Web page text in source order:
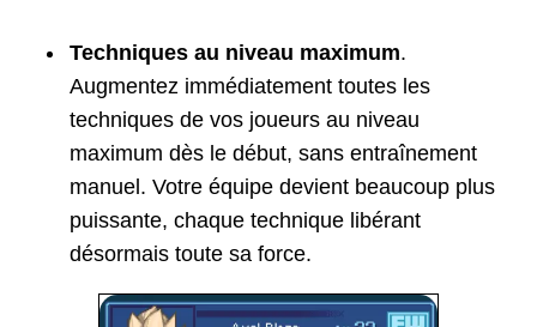
Techniques au niveau maximum.
Augmentez immédiatement toutes les
techniques de vos joueurs au niveau
maximum dès le début, sans entraînement
manuel. Votre équipe devient beaucoup plus
puissante, chaque technique libérant
désormais toute sa force.